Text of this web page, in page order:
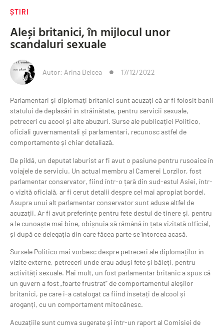
ȘTIRI
Aleși britanici, în mijlocul unor
scandaluri sexuale
Autor: Arina Delcea 17/12/2022
Parlamentari și diplomați britanici sunt acuzați că ar fi folosit banii
statului de deplasări în străinătate, pentru servicii sexuale,
petreceri cu acool și alte abuzuri. Surse ale publicației Politico,
oficiali guvernamentali și parlamentari, recunosc astfel de
comportamente și chiar detaliază.
De pildă, un deputat laburist ar fi avut o pasiune pentru rusoaice în
voiajele de serviciu. Un actual membru al Camerei Lorzilor, fost
parlamentar conservator, fiind într-o țară din sud-estul Asiei, într-
o vizită oficială, ar fi cerut detalii despre cel mai apropiat bordel.
Asupra unui alt parlamentar conservator sunt aduse altfel de
acuzații. Ar fi avut preferințe pentru fete destul de tinere și, pentru
a le cunoaște mai bine, obișnuia să rămână în țata vizitată official,
și după ce delegația din care făcea parte se întorcea acasă.
Sursele Politico mai vorbesc despre petreceri ale diplomaților în
vizite externe, petreceri unde erau aduși fete și băieți, pentru
activități sexuale. Mai mult, un fost parlamentar britanic a spus că
un guvern a fost „foarte frustrat” de comportamentul aleșilor
britanici, pe care i-a catalogat ca fiind însetați de alcool și
aroganți, cu un comportament mitocănesc.
Acuzațiile sunt cumva sugerate și într-un raport al Comisiei de